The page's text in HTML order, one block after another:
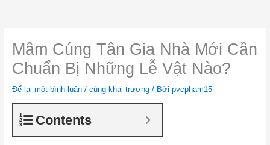
Mâm Cúng Tân Gia Nhà Mới Cần
Chuẩn Bị Những Lễ Vật Nào?
Để lại một bình luận / cúng khai trương/ Bởi pvcpham15
Contents